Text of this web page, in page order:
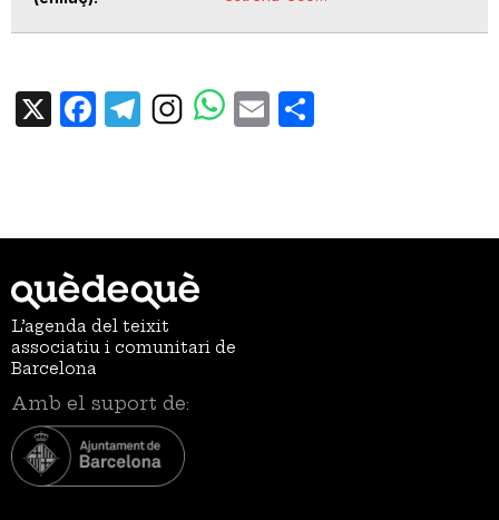
X Facebook
TelegramEmail
L’agenda del teixit
associatiu i comunitari de
Barcelona
Amb el suport de: